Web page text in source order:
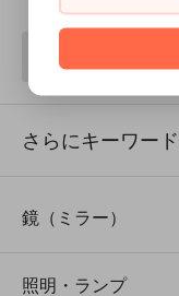
さらにキーワー
鏡（ミラー）
照明・ランプ